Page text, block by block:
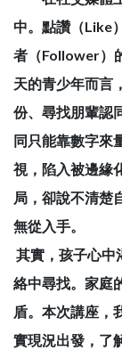
中。點讚（Like
者（Follower）
天的青少年而言
份、尋找朋輩認
同只能靠數字來
視，陷入被邊緣
局，卻說不清楚
無從入手。
其實，孩子心中
絡中尋找。家庭
盾。本次講座，
實現況出發，了